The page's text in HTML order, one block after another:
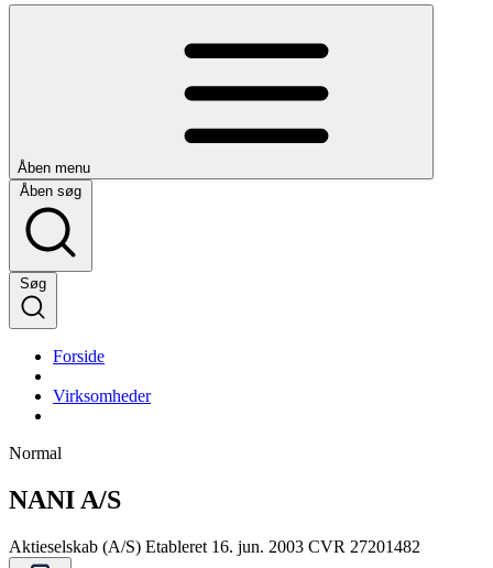
Åben menu
Åben søg
Søg
Forside
Virksomheder
Normal
NANI A/S
Aktieselskab (A/S) Etableret 16. jun. 2003 CVR 27201482